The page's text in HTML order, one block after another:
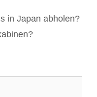
in Japan abholen?